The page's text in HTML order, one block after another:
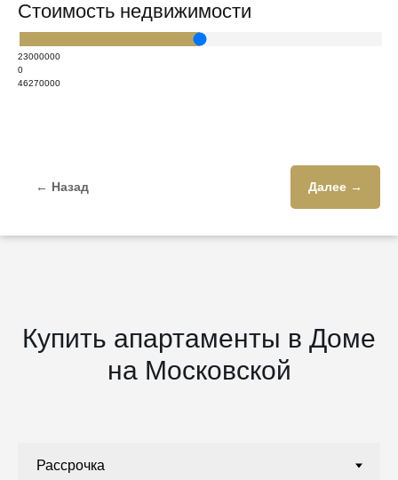
Стоимость недвижимости
23000000
0
46270000
← Назад Далее →
Купить апартаменты в Доме
на Московской